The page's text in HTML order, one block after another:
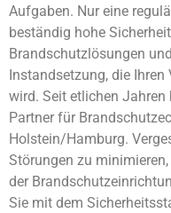
Aufgaben. Nur eine
beständig hohe
Brandschutzlösungen
Instandsetzung, die
wird. Seit etlichen
Partner für
Holstein/Hamburg.
Störungen zu
der
Sie mit dem